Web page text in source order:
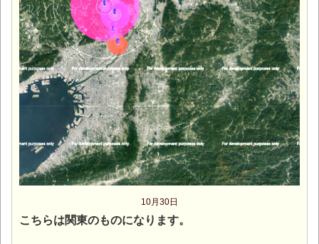
10月30日
こちらは関東のものになります。